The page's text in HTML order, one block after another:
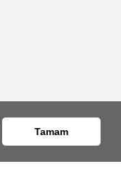
Tamam